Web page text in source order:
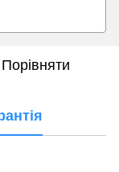
Порівняти